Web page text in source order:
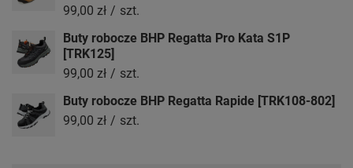
99,00 zł / szt.
Buty robocze BHP Regatta Pro Kata S1P
[TRK125]
99,00 zł / szt.
Buty robocze BHP Regatta Rapide [TRK108-802]
99,00 zł / szt.